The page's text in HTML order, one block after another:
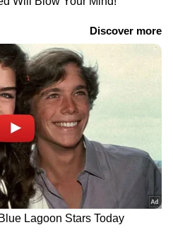
വാർത്തകൾKerala
ഏഷ്യാനെറ്റ്
Malayalam News
ആഴത്തിലുള്ള
റിപ്പോർട്ടിംഗും —
ഏത് സമയത്തും,
വാർത്തകൾ
Malayalam